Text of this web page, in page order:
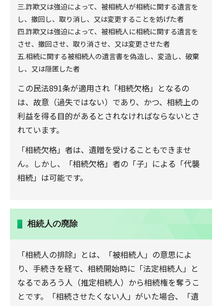
三.詐欺又は強迫によって、被相続人が相続に関する遺言を
し、撤回し、取り消し、又は変更することを妨げた者
四.詐欺又は強迫によって、被相続人に相続に関する遺言を
させ、撤回させ、取り消させ、又は変更させた者
五.相続に関する被相続人の遺言書を偽造し、変造し、破棄
し、又は隠匿した者
この民法891条が適用され「相続欠格」となるの
は、故意（過失ではない）であり、かつ、相続上の
利益を得る目的があるとされなければならないとさ
れています。
「相続欠格」者は、遺贈を受けることもできませ
ん。しかし、「相続欠格」者の「子」による「代襲
相続」は可能です。
相続人の廃除
「相続人の排除」とは、「被相続人」の意思によ
り、手続きを経て、相続開始時に「法定相続人」と
なるであろう人（推定相続人）から相続権を奪うこ
とです。「相続させたくない人」がいた場合、「遺